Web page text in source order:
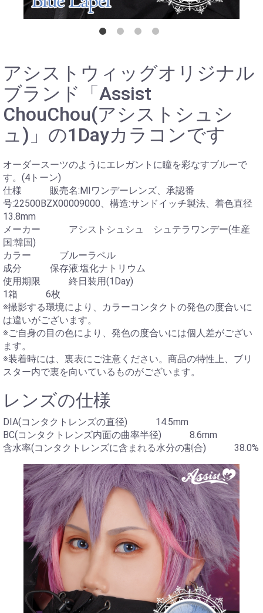
アシストウィッグオリジナル
ブランド「Assist
ChouChou(アシストシュシ
ュ)」の1Dayカラコンです
オーダースーツのようにエレガントに瞳を彩なすブルーで
す。(4トーン)
仕様 販売名:MIワンデーレンズ、承認番
号:22500BZX00009000、構造:サンドイッチ製法、着色直径
13.8mm
メーカー アシストシュシュ シュテラワンデー(生産
国:韓国)
カラー ブルーラペル
成分 保存液:塩化ナトリウム
使用期限 終日装用(1Day)
1箱 6枚
※撮影する環境により、カラーコンタクトの発色の度合いに
は違いがございます。
※ご自身の目の色により、発色の度合いには個人差がござい
ます。
※装着時には、裏表にご注意ください。商品の特性上、ブリ
スター内で裏を向いているものがございます。
レンズの仕様
DIA(コンタクトレンズの直径) 14.5mm
BC(コンタクトレンズ内面の曲率半径) 8.6mm
含水率(コンタクトレンズに含まれる水分の割合) 38.0%